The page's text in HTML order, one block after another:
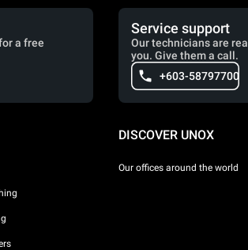
a free
Service support
Our technicians are
you. Give them a call.
+603-58797700
DISCOVER UNOX
Our offices around the world